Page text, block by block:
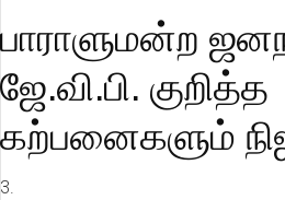
பாராளுமன்ற
ஜே.வி.பி. குறித்த
கற்பனைகளும்
3.